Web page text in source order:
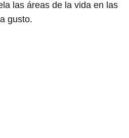
las áreas de la vida en las
gusto.